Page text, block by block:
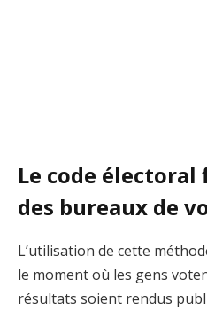
Le code électoral
des bureaux de
L’utilisation de cette
le moment où les gens
résultats soient rendus